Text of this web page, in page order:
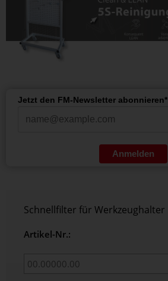
Jetzt den FM-Newsletter abonnieren*
Anmelden
Schnellfilter für Werkzeughalter
Artikel-Nr.: